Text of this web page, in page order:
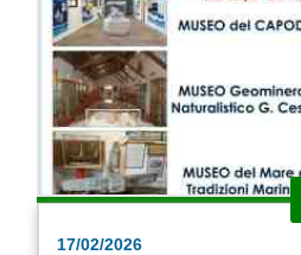
17/02/2026